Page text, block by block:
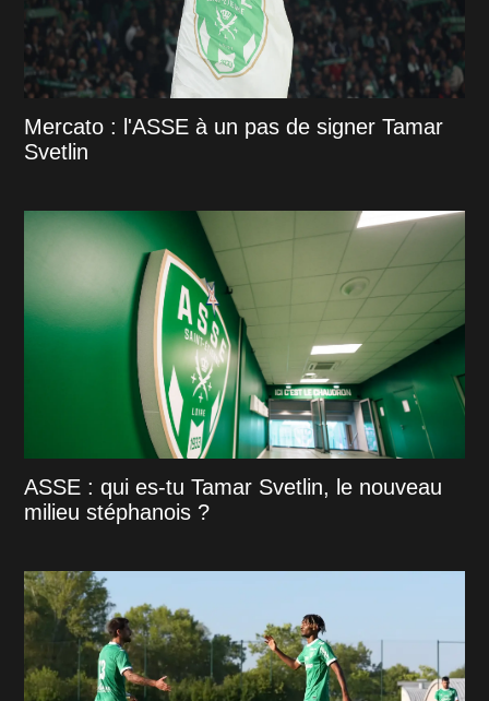
Mercato : l'ASSE à un pas de signer Tamar
Svetlin
ASSE : qui es-tu Tamar Svetlin, le nouveau
milieu stéphanois ?